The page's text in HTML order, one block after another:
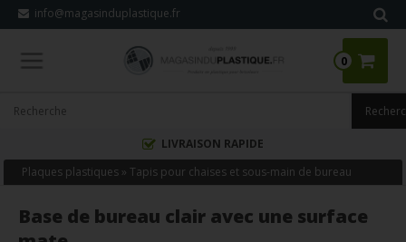
info@magasinduplastique.fr
0
LIVRAISON RAPIDE
Plaques plastiques »Tapis pour chaises et sous-main de bureau
Base de bureau clair avec une surface